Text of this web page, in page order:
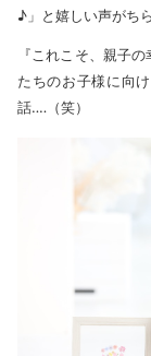
♪」と嬉しい声がち
『これこそ、親子
たちのお子様に向
話‥‥（笑）